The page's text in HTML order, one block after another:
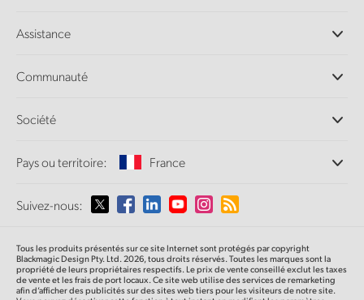
Logiciels DaVinci Resolve et Fusion
Ultimatte
Capture et lecture
Conversion de standards
Stockage en réseau
Routage et distribution
Diffusion et encodage
Assistance
Centre d'assistance technique
Communauté
Société
À propos de Blackmagic Design
Médias
Pays ou territoire: France
Sélectionnez un pays
Australia
Suivez-nous:
Tous les produits présentés sur ce site Internet sont protégés par copyright
Blackmagic Design Pty. Ltd. 2026, tous droits réservés. Toutes les marques sont la
propriété de leurs propriétaires respectifs. Le prix de vente conseillé exclut les taxes
de vente et les frais de port locaux. Ce site web utilise des services de remarketing
afin d’afficher des publicités sur des sites web tiers pour les visiteurs de notre site.